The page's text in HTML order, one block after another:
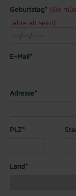
Geburtstag* (Sie
Jahre alt sein!)
E-Mail*
Adresse*
PLZ*
Land*